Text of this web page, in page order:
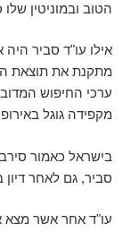
הטוב ובמוניטין שלו
אילו עו"ד סביר היה
מתקנת את תוצאת
ערכי החיפוש
מקפידה גוגל
בישראל כאמור
סביר, גם לאחר
עו"ד אחר אשר מצא